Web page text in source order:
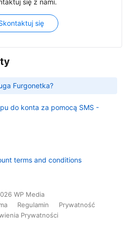
Furgonetka?
do konta za pomocą SMS -
terms and conditions
się z nami.
się
WP Media
Regulamin
Prywatność
Prywatności